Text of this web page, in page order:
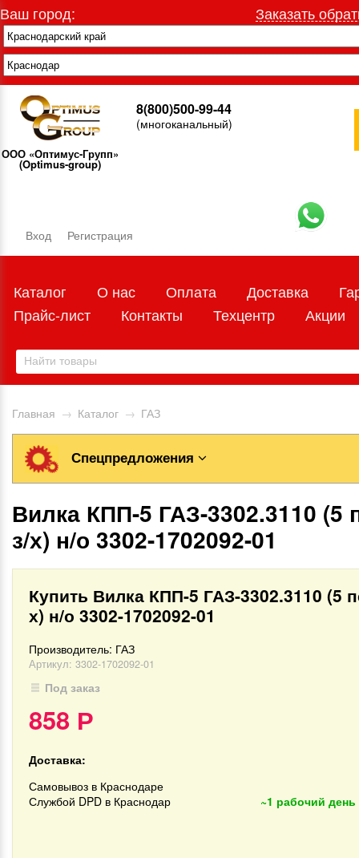
Ваш город: Заказать
ООО «Оптимус-Групп»
(Optimus-group)
8(800)500-99-44
(многоканальный)
Вход Регистрация
Каталог О нас Оплата Доставка
Прайс-лист
Контакты Техцентр Акции
Главная → Каталог → ГАЗ
Спецпредложения
Вилка КПП-5 ГАЗ-3302.3110 (5
з/х) н/о 3302-1702092-01
Купить Вилка КПП-5 ГАЗ-3302.3110 (5
х) н/о 3302-1702092-01
Производитель: ГАЗ
Артикул: 3302-1702092-01
Под заказ
858 Р
Доставка:
Самовывоз в Краснодаре
Службой DPD в Краснодар
~1 рабочий день